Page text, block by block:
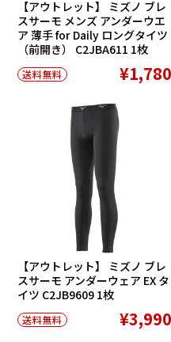
【アウトレット】 ミズノ ブレ
スサーモ メンズ アンダーウエ
ア 薄手 for Daily ロングタイツ
（前開き） C2JBA611 1枚
送料無料 ¥1,780
【アウトレット】 ミズノ ブレ
スサーモ アンダーウェア EX タ
イツ C2JB9609 1枚
送料無料 ¥3,990